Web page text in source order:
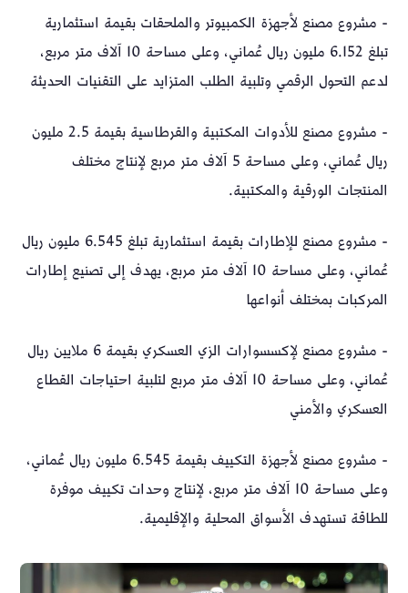
- مشروع مصنع لأجهزة الكمبيوتر والملحقات بقيمة استثمارية
تبلغ 6.152 مليون ريال عُماني، وعلى مساحة 10 آلاف متر مربع،
لدعم التحول الرقمي وتلبية الطلب المتزايد على التقنيات الحديثة
- مشروع مصنع للأدوات المكتبية والقرطاسية بقيمة 2.5 مليون
ريال عُماني، وعلى مساحة 5 آلاف متر مربع لإنتاج مختلف
المنتجات الورقية والمكتبية.
- مشروع مصنع للإطارات بقيمة استثمارية تبلغ 6.545 مليون ريال
عُماني، وعلى مساحة 10 آلاف متر مربع، يهدف إلى تصنيع إطارات
المركبات بمختلف أنواعها
- مشروع مصنع لإكسسوارات الزي العسكري بقيمة 6 ملايين ريال
عُماني، وعلى مساحة 10 آلاف متر مربع لتلبية احتياجات القطاع
العسكري والأمني
- مشروع مصنع لأجهزة التكييف بقيمة 6.545 مليون ريال عُماني،
وعلى مساحة 10 آلاف متر مربع، لإنتاج وحدات تكييف موفرة
للطاقة تستهدف الأسواق المحلية والإقليمية.